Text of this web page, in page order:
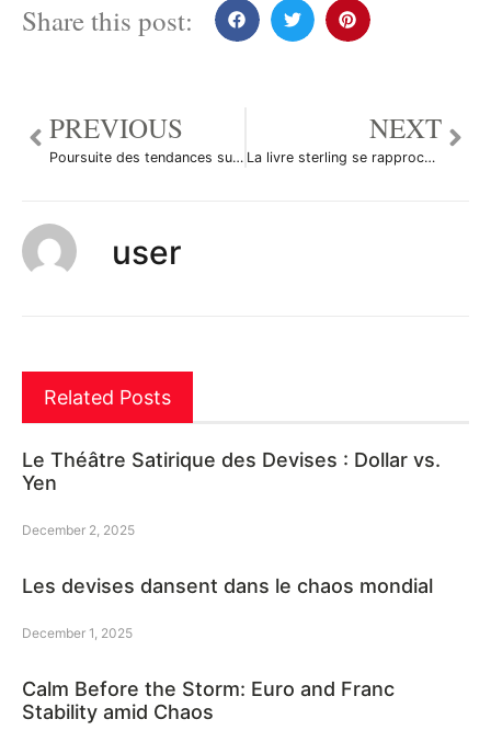
Share this post:
PREVIOUS
Poursuite des tendances sur le Forex
NEXT
La livre sterling se rapproche de la parité
user
Related Posts
Le Théâtre Satirique des Devises : Dollar vs.
Yen
December 2, 2025
Les devises dansent dans le chaos mondial
December 1, 2025
Calm Before the Storm: Euro and Franc
Stability amid Chaos